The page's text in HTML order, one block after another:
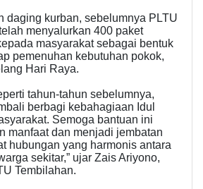
daging kurban, sebelumnya PLTU
menyalurkan 400 paket
masyarakat sebagai bentuk
pemenuhan kebutuhan pokok,
Hari Raya.
tahun-tahun sebelumnya,
berbagi kebahagiaan Idul
Semoga bantuan ini
manfaat dan menjadi jembatan
hubungan yang harmonis antara
sekitar,” ujar Zais Ariyono,
Tembilahan.